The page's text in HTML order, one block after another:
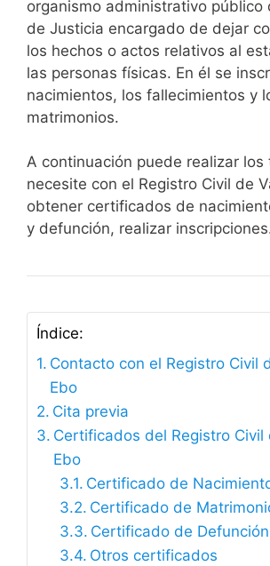
organismo administrativo público
de Justicia encargado de dejar
los hechos o actos relativos al
las personas físicas. En él se
nacimientos, los fallecimientos y
matrimonios.
A continuación puede realizar los
necesite con el Registro Civil de
obtener certificados de
y defunción, realizar
Índice:
Contacto con el Registro Civil
Ebo
Cita previa
Certificados del Registro Civil
Ebo
Certificado de
Certificado de
Certificado de Defunción
Otros certificados